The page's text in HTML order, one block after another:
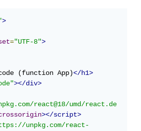
>
="UTF-8">
(function App)</h1>
></div>
react@18/umd/react.de
crossorigin></script>
unpkg.com/react-